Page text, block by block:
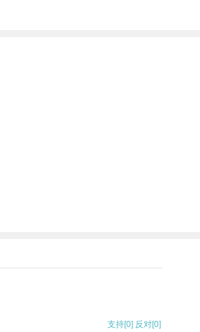
支持[0] 反对[0]